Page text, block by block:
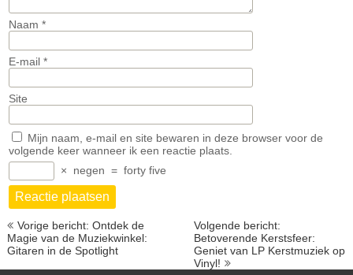
Naam *
E-mail *
Site
Mijn naam, e-mail en site bewaren in deze browser voor de
volgende keer wanneer ik een reactie plaats.
×
negen = forty five
Berichtnavigatie
Vorige bericht: Ontdek de
Magie van de Muziekwinkel:
Gitaren in de Spotlight
Volgende bericht:
Betoverende Kerstsfeer:
Geniet van LP Kerstmuziek op
Vinyl!